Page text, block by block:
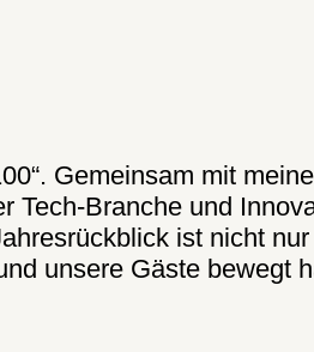
Gemeinsam mit
Tech-Branche und
ist nicht
unsere Gäste bewegt